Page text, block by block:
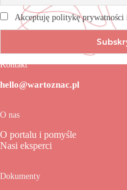
Akceptuję politykę prywatności
Kontakt
hello@wartoznac.pl
O nas
O portalu i pomyśle
Nasi eksperci
Dokumenty